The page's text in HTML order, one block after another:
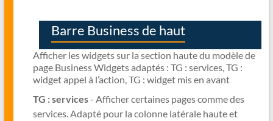
Barre Business de haut
Afficher les widgets sur la section haute du modèle de
page Business Widgets adaptés : TG : services, TG :
widget appel à l’action, TG : widget mis en avant
TG : services- Afficher certaines pages comme des
services. Adapté pour la colonne latérale haute et